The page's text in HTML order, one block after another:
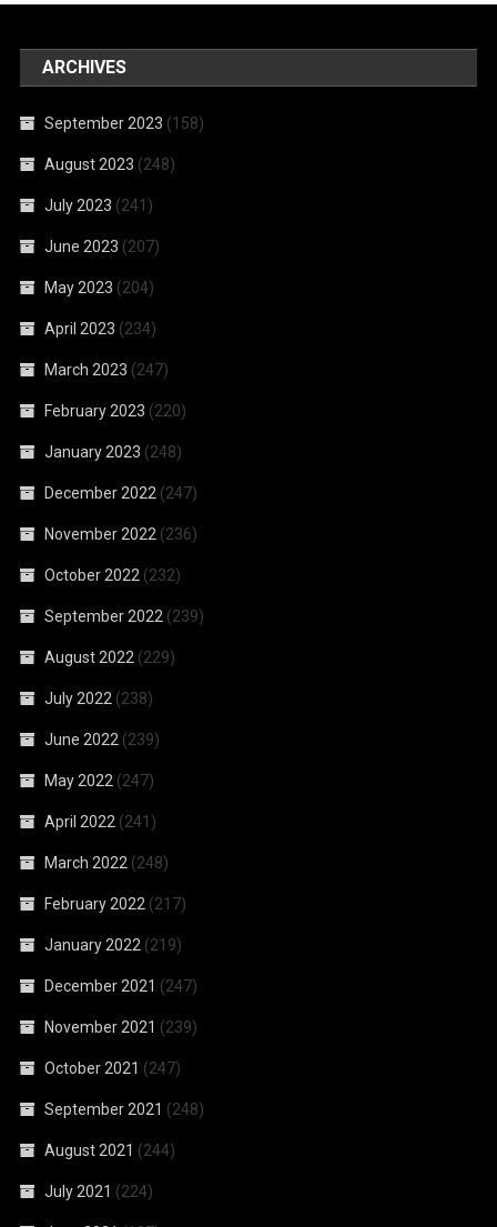
ARCHIVES
September 2023 (158)
August 2023 (248)
July 2023 (241)
June 2023 (207)
May 2023 (204)
April 2023 (234)
March 2023 (247)
February 2023 (220)
January 2023 (248)
December 2022 (247)
November 2022 (236)
October 2022 (232)
September 2022 (239)
August 2022 (229)
July 2022 (238)
June 2022 (239)
May 2022 (247)
April 2022 (241)
March 2022 (248)
February 2022 (217)
January 2022 (219)
December 2021 (247)
November 2021 (239)
October 2021 (247)
September 2021 (248)
August 2021 (244)
July 2021 (224)